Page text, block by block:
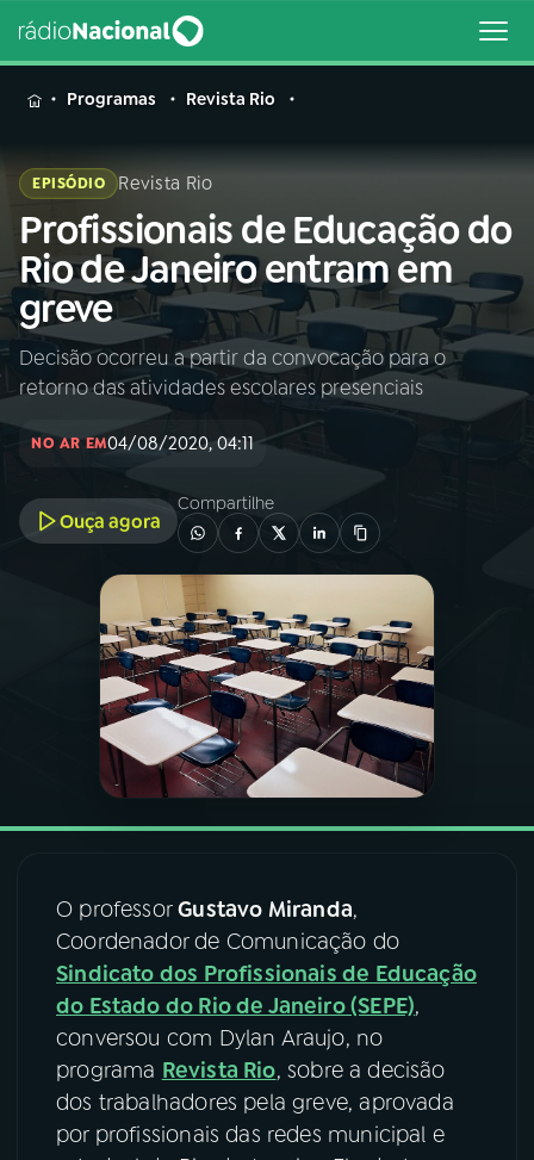
MENU
Buscar
na
Rádio
Nacional
Buscar
AO VIVO
INÍCIO
A RÁDIO
PROGRAMAÇÃO
PROGRAMAS
PODCASTS
06VIDEOCASTS
07ÚLTIMAS
08FESTIVAL DE MÚSICA
ACOMPANHE A RÁDIO NACIONAL
YouTube Facebook
Programas Revista Rio
EPISÓDIO Revista Rio
Profissionais de Educação do
Rio de Janeiro entram em
greve
Decisão ocorreu a partir da convocação para o
retorno das atividades escolares presenciais
NO AR EM04/08/2020, 04:11
Ouça agora
Compartilhe
O professorGustavo Miranda,
Coordenador de Comunicação do
Sindicato dos Profissionais de Educação
do Estado do Rio de Janeiro (SEPE),
conversou com Dylan Araujo, no
programa Revista Rio, sobre a decisão
dos trabalhadores pela greve, aprovada
por profissionais das redes municipal e